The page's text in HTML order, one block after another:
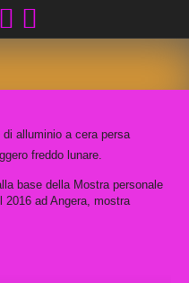
alluminio a cera persa
freddo lunare.
base della Mostra personale
2016 ad Angera, mostra